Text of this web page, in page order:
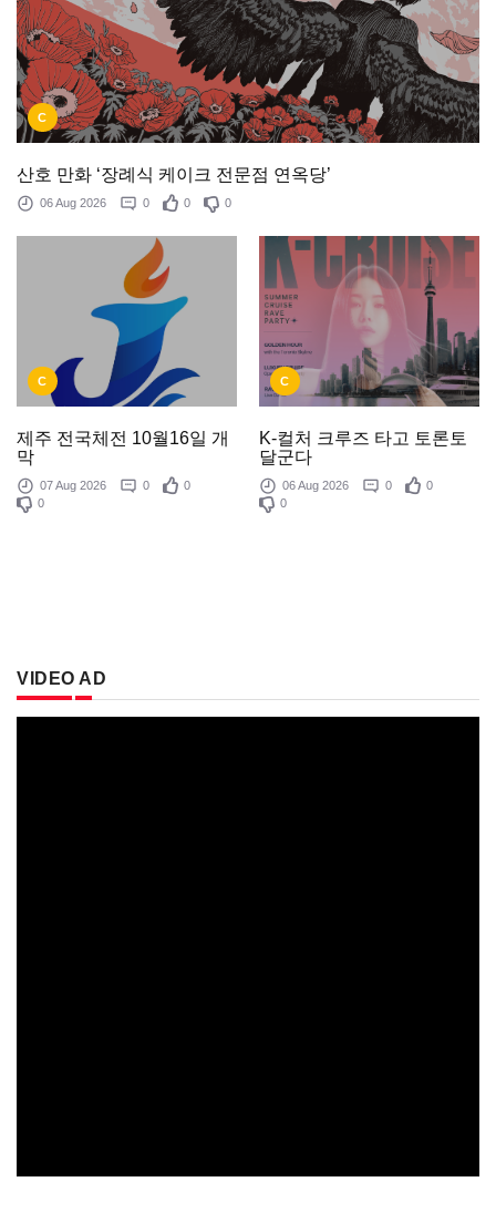
C
산호 만화 ‘장례식 케이크 전문점 연옥당’
06 Aug 2026 0 0 0
C
제주 전국체전 10월16일 개
막
07 Aug 2026 0
0
0
C
K-컬처 크루즈 타고 토론토
달군다
06 Aug 2026 0
0
0
VIDEO AD